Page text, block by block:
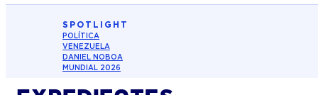
SPOTLIGHT
POLÍTICA
VENEZUELA
DANIEL NOBOA
MUNDIAL 2026